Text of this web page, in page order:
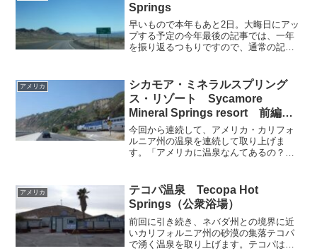
Springs
早いもので本年もあと2日。大晦日にアッ
プする予定の今年最後の記事では、一年
を振り返るつもりですので、通常の記事
ダ州の温泉を取り上げ、今年通常記事の
締めくくりとさせていた...
アメリカ
シカモア・ミネラルスプリング
ス・リゾート Sycamore
Mineral Springs resort 前編
（客室のお風呂）
今回から連続して、アメリカ・カリフォ
ルニア州の温泉を連続して取り上げま
す。「アメリカに温泉なんてあるの？」
洋火山帯ですから、温泉資源にも恵まれ
ており、温泉を活かしたリゾ...
アメリカ
テコパ温泉 Tecopa Hot
Springs（公衆浴場）
前回に引き続き、ネバダ州との境界に近
いカリフォルニア州の砂漠の集落テコパ
で湧く温泉を取り上げます。テコパは砂